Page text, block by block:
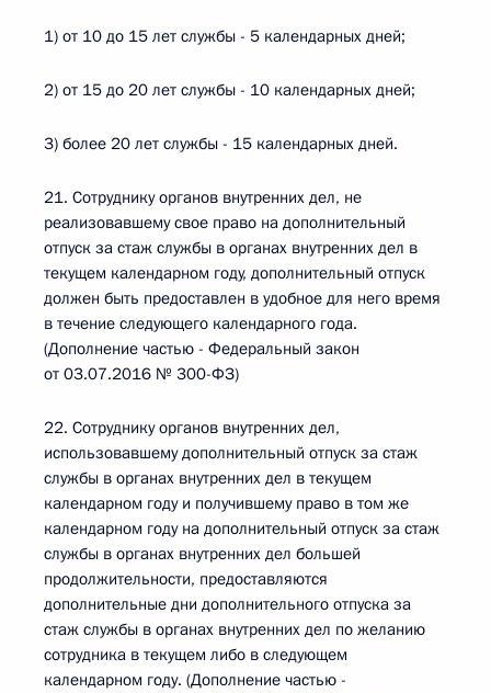
1) от 10 до 15 лет службы - 5 календарных дней;
2) от 15 до 20 лет службы - 10 календарных дней;
3) более 20 лет службы - 15 календарных дней.
21. Сотруднику органов внутренних дел, не
реализовавшему свое право на дополнительный
отпуск за стаж службы в органах внутренних дел в
текущем календарном году, дополнительный отпуск
должен быть предоставлен в удобное для него время
в течение следующего календарного года.
(Дополнение частью - Федеральный закон
от 03.07.2016 № 300-ФЗ)
22. Сотруднику органов внутренних дел,
использовавшему дополнительный отпуск за стаж
службы в органах внутренних дел в текущем
календарном году и получившему право в том же
календарном году на дополнительный отпуск за стаж
службы в органах внутренних дел большей
продолжительности, предоставляются
дополнительные дни дополнительного отпуска за
стаж службы в органах внутренних дел по желанию
сотрудника в текущем либо в следующем
календарном году. (Дополнение частью -